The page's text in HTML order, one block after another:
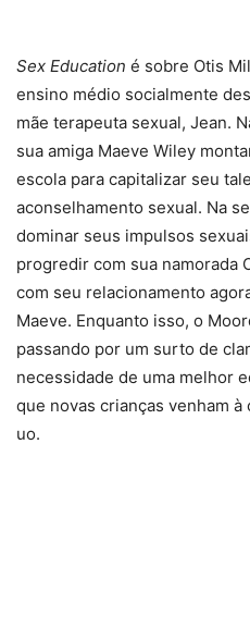
Sex Education é sobre Otis
ensino médio socialmente
mãe terapeuta sexual, Jean.
sua amiga Maeve Wiley
escola para capitalizar seu
aconselhamento sexual. Na
dominar seus impulsos
progredir com sua namorada
com seu relacionamento
Maeve. Enquanto isso, o
passando por um surto de
necessidade de uma melhor
que novas crianças venham
uo.